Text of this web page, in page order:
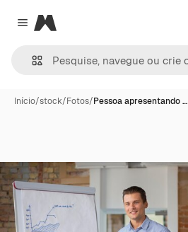
Close menu
Magnific
Início/stock/Fotos/Pessoa apresentando …